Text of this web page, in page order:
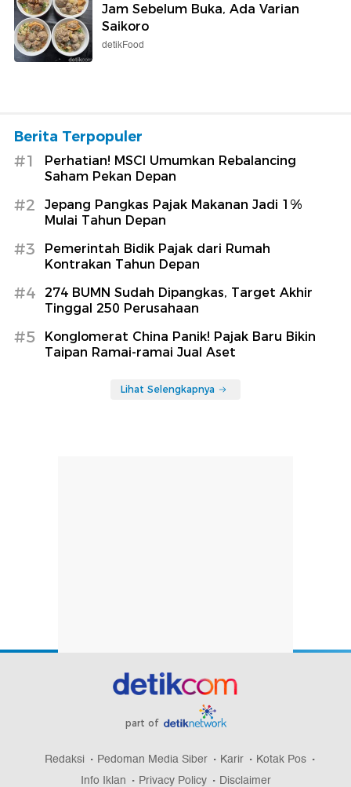
Jam Sebelum Buka, Ada Varian
Saikoro
detikFood
Berita Terpopuler
#1
Perhatian! MSCI Umumkan Rebalancing
Saham Pekan Depan
#2
Jepang Pangkas Pajak Makanan Jadi 1%
Mulai Tahun Depan
#3
Pemerintah Bidik Pajak dari Rumah
Kontrakan Tahun Depan
#4
274 BUMN Sudah Dipangkas, Target Akhir
Tinggal 250 Perusahaan
#5
Konglomerat China Panik! Pajak Baru Bikin
Taipan Ramai-ramai Jual Aset
Lihat Selengkapnya
part of
Redaksi Pedoman Media Siber Karir
Kotak Pos
Info Iklan
Privacy Policy Disclaimer